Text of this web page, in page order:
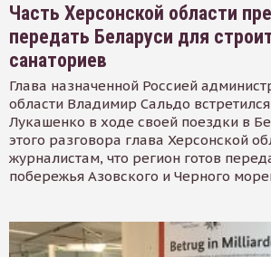
Часть Херсонской области
передать Беларуси для
санаториев
Глава назначенной Россией
области Владимир Сальдо
Лукашенко в ходе своей поездки в
этого разговора глава Херсонской
журналистам, что регион готов
побережья Азовского и Черного